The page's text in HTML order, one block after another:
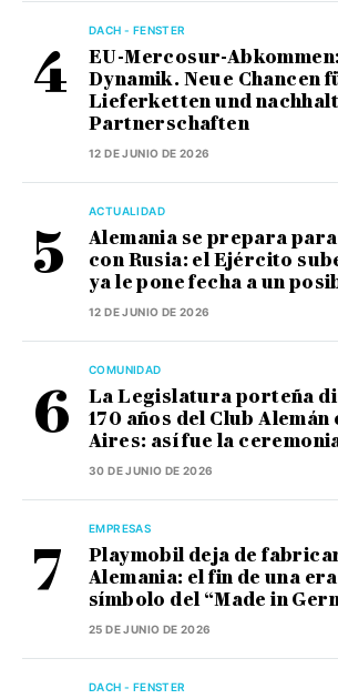
DACH - FENSTER
EU-Mercosur-
Dynamik. Neue Chancen
Lieferketten und
Partnerschaften
12 DE JUNIO DE 2026
ACTUALIDAD
Alemania se prepara
con Rusia: el Ejército
ya le pone fecha a un
12 DE JUNIO DE 2026
COMUNIDAD
La Legislatura porteña
170 años del Club Alemán
Aires: así fue la
30 DE JUNIO DE 2026
EMPRESAS
Playmobil deja de
Alemania: el fin de una
símbolo del “Made in
25 DE JUNIO DE 2026
DACH - FENSTER